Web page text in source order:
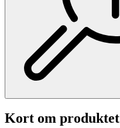
Kort om produktet